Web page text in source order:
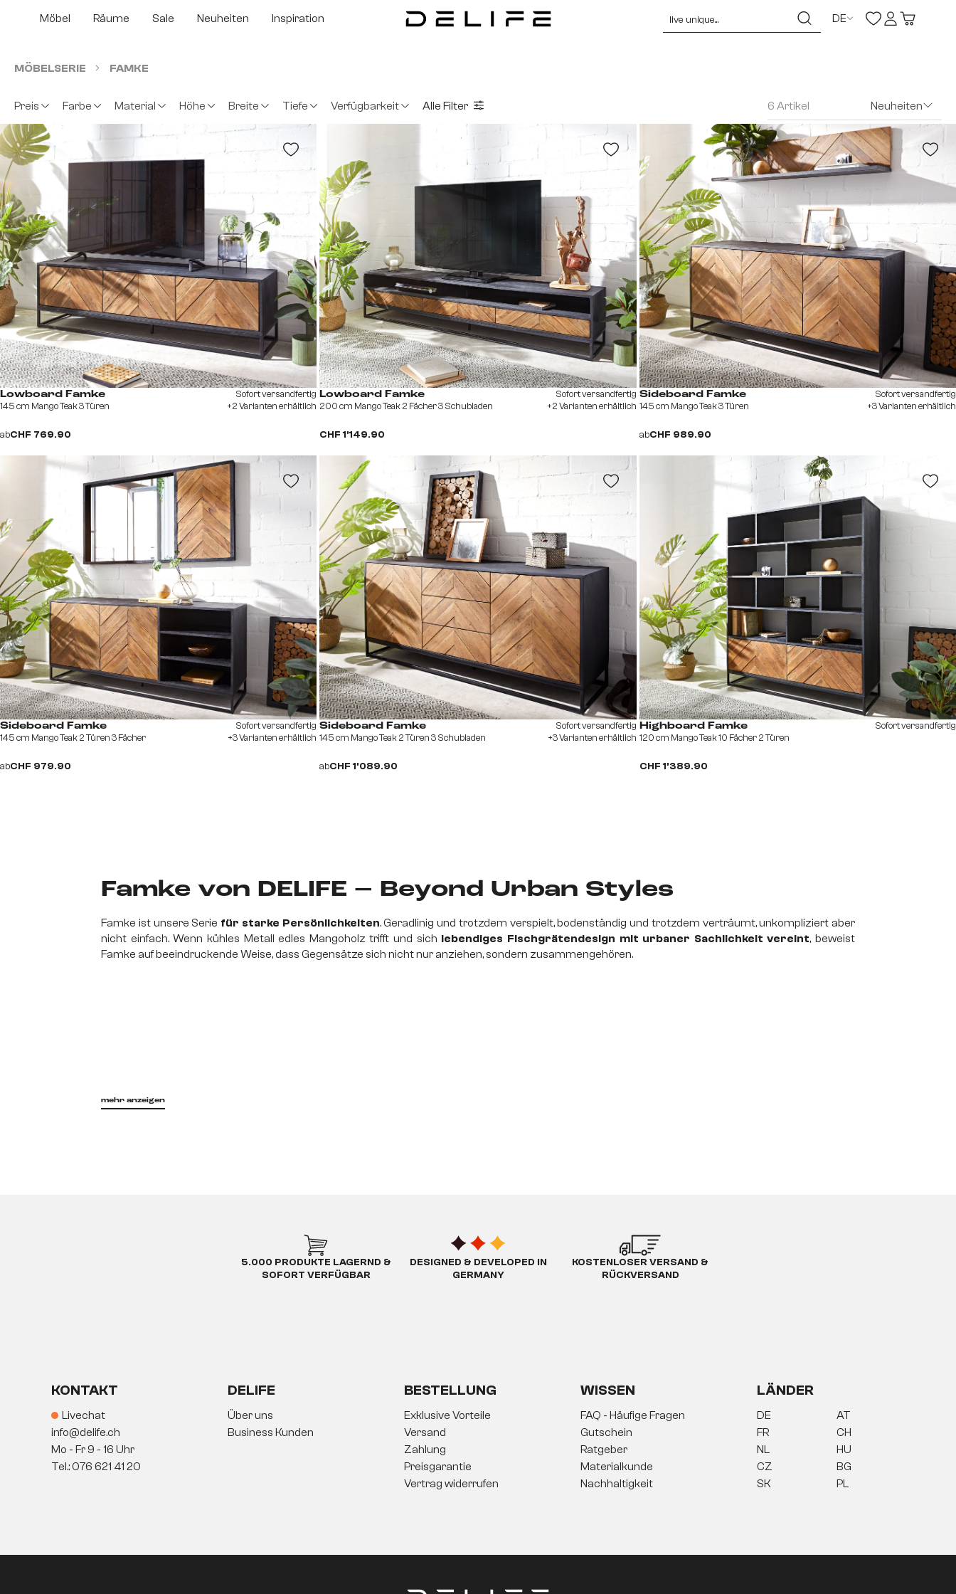
Hauptinhalt springen
Zur Suche springen
Zur Hauptnavigation springen
Möbel Räume Sale Neuheiten Inspiration DE
MÖBELSERIE FAMKE
Preis Farbe Material Höhe Breite Tiefe Verfügbarkeit Alle Filter 6 Artikel Neuheiten
Lowboard Famke
145 cm Mango Teak 3 Türen
abCHF 769.90
Sofort versandfertig
+2 Varianten erhältlich
Lowboard Famke
200 cm Mango Teak 2 Fächer 3 Schubladen
CHF 1’149.90
Sofort versandfertig
+2 Varianten erhältlich
Sideboard Famke
145 cm Mango Teak 3 Türen
abCHF 989.90
Sofort versandfertig
+3 Varianten erhältlich
Sideboard Famke
145 cm Mango Teak 2 Türen 3 Fächer
abCHF 979.90
Sofort versandfertig
+3 Varianten erhältlich
Sideboard Famke
145 cm Mango Teak 2 Türen 3 Schubladen
abCHF 1’089.90
Sofort versandfertig
+3 Varianten erhältlich
Highboard Famke
120 cm Mango Teak 10 Fächer 2 Türen
CHF 1’389.90
Sofort versandfertig
Famke von DELIFE – Beyond Urban Styles
Famke ist unsere Serie für starke Persönlichkeiten. Geradlinig und trotzdem verspielt, bodenständig und trotzdem verträumt, unkompliziert aber
nicht einfach. Wenn kühles Metall edles Mangoholz trifft und sich lebendiges Fischgrätendesign mit urbaner Sachlichkeit vereint, beweist
Famke auf beeindruckende Weise, dass Gegensätze sich nicht nur anziehen, sondern zusammengehören.
mehr anzeigen
5.000 PRODUKTE LAGERND &
SOFORT VERFÜGBAR
DESIGNED & DEVELOPED IN
GERMANY
KOSTENLOSER VERSAND &
RÜCKVERSAND
KONTAKT
Livechat
info@delife.ch
Mo - Fr 9 - 16 Uhr
Tel.: 076 621 41 20
DELIFE
Über uns
Business Kunden
BESTELLUNG
Exklusive Vorteile
Versand
Zahlung
Preisgarantie
Vertrag widerrufen
WISSEN
FAQ - Häufige Fragen
Gutschein
Ratgeber
Materialkunde
Nachhaltigkeit
LÄNDER
DE
FR
NL
CZ
SK
AT
CH
HU
BG
PL